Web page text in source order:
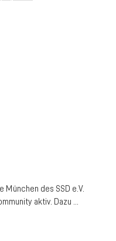
München des SSD e.V.
aktiv. Dazu ...